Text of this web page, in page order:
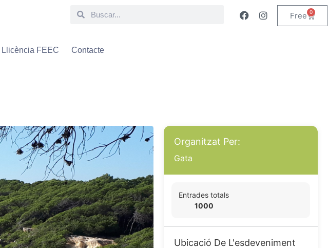
Free 0
Llicència FEEC Contacte
Organitzat Per:
Gata
Entrades totals
1000
Ubicació De L'esdeveniment